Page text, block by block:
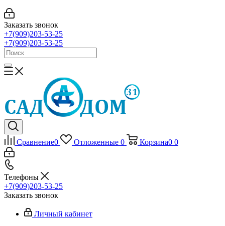
Заказать звонок
+7(909)203-53-25
+7(909)203-53-25
Сравнение0 Отложенные 0 Корзина0 0
Телефоны
+7(909)203-53-25
Заказать звонок
Личный кабинет